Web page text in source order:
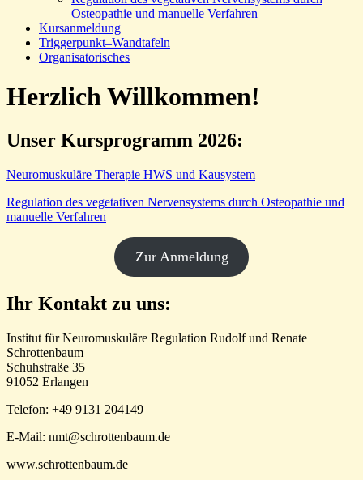
Osteopathie und manuelle Verfahren
Kursanmeldung
Triggerpunkt–Wandtafeln
Organisatorisches
Herzlich Willkommen!
Unser Kursprogramm 2026:
Neuromuskuläre Therapie HWS und Kausystem
Regulation des vegetativen Nervensystems durch Osteopathie und
manuelle Verfahren
Zur Anmeldung
Ihr Kontakt zu uns:
Institut für Neuromuskuläre Regulation Rudolf und Renate
Schrottenbaum
Schuhstraße 35
91052 Erlangen
Telefon: +49 9131 204149
E-Mail: nmt@schrottenbaum.de
www.schrottenbaum.de